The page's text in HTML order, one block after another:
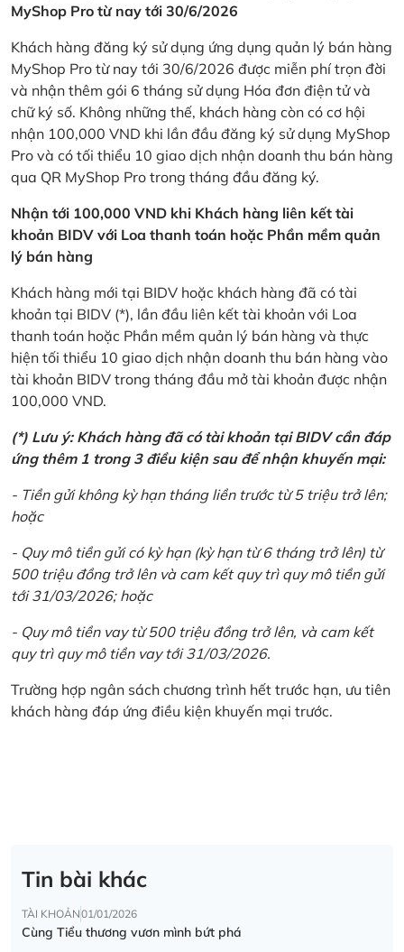
MyShop Pro từ nay tới 30/6/2026
Khách hàng đăng ký sử dụng ứng dụng quản lý bán hàng
MyShop Pro từ nay tới 30/6/2026 được miễn phí trọn đời
và nhận thêm gói 6 tháng sử dụng Hóa đơn điện tử và
chữ ký số. Không những thế, khách hàng còn có cơ hội
nhận 100,000 VND khi lần đầu đăng ký sử dụng MyShop
Pro và có tối thiểu 10 giao dịch nhận doanh thu bán hàng
qua QR MyShop Pro trong tháng đầu đăng ký.
Nhận tới 100,000 VND khi Khách hàng liên kết tài
khoản BIDV với Loa thanh toán hoặc Phần mềm quản
lý bán hàng
Khách hàng mới tại BIDV hoặc khách hàng đã có tài
khoản tại BIDV (*), lần đầu liên kết tài khoản với Loa
thanh toán hoặc Phần mềm quản lý bán hàng và thực
hiện tối thiểu 10 giao dịch nhận doanh thu bán hàng vào
tài khoản BIDV trong tháng đầu mở tài khoản được nhận
100,000 VND.
(*) Lưu ý: Khách hàng đã có tài khoản tại BIDV cần đáp
ứng thêm 1 trong 3 điều kiện sau để nhận khuyến mại:
- Tiền gửi không kỳ hạn tháng liền trước từ 5 triệu trở lên;
hoặc
- Quy mô tiền gửi có kỳ hạn (kỳ hạn từ 6 tháng trở lên) từ
500 triệu đồng trở lên và cam kết quy trì quy mô tiền gửi
tới 31/03/2026; hoặc
- Quy mô tiền vay từ 500 triệu đồng trở lên, và cam kết
quy trì quy mô tiền vay tới 31/03/2026.
Trường hợp ngân sách chương trình hết trước hạn, ưu tiên
khách hàng đáp ứng điều kiện khuyến mại trước.
Tin bài khác
TÀI KHOẢN01/01/2026
Cùng Tiểu thương vươn mình bứt phá